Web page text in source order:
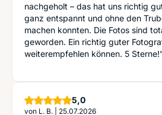
nachgeholt – das hat uns richtig
ganz entspannt und ohne den
machen konnten. Die Fotos sind
geworden. Ein richtig guter
weiterempfehlen können. 5
5,0Sterne
von L. B. 25.07.2026